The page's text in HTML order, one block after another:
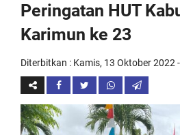
Peringatan HUT
Karimun ke 23
Diterbitkan : Kamis, 13 Oktober 2022